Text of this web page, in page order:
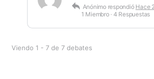
Anónimo respondió Hace
1 Miembro · 4 Respuestas
Viendo 1 - 7 de 7 debates